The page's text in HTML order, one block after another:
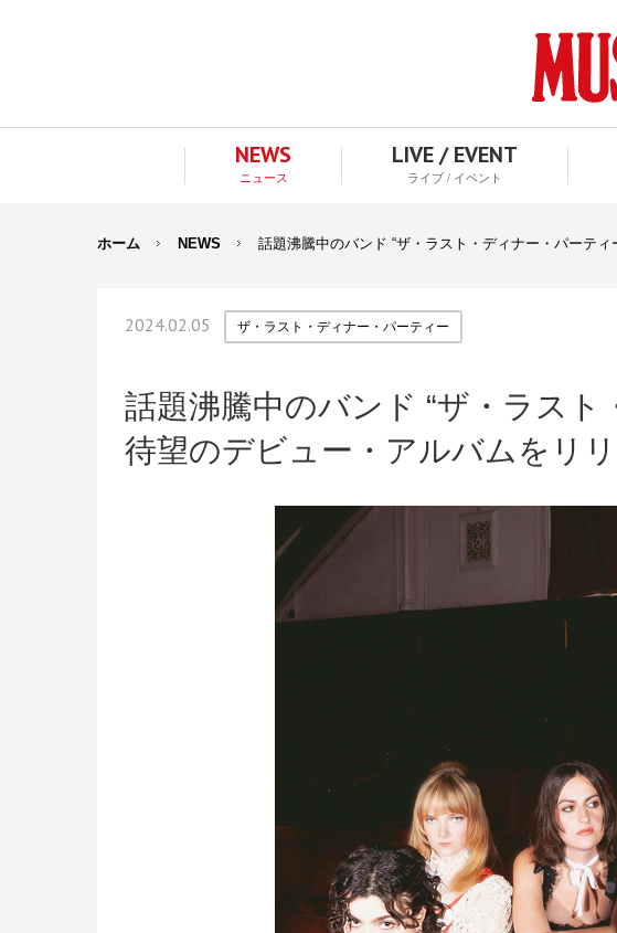
NEWS
ニュース
LIVE / EVENT
ライブ / イベント
ホーム NEWS 話題沸騰中のバンド “ザ・ラスト・ディナー・パーテ
2024.02.05 ザ・ラスト・ディナー・パーティー
話題沸騰中のバンド “ザ・ラス
待望のデビュー・アルバムをリリ